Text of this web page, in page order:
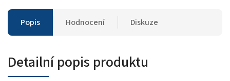
Popis Hodnocení Diskuze
Detailní popis produktu